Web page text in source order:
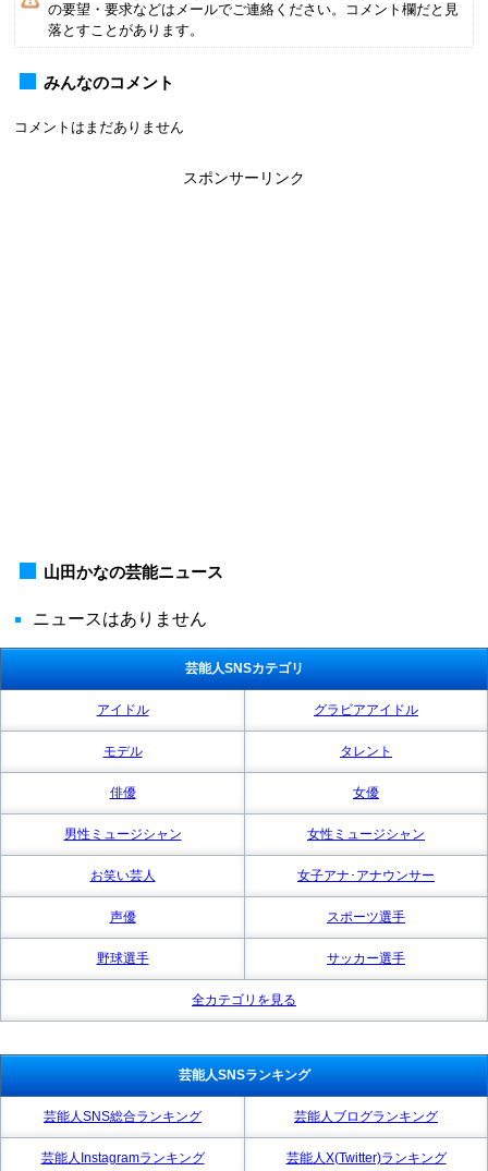
の要望・要求などはメールでご連絡ください。コメント欄だと見
落とすことがあります。
みんなのコメント
コメントはまだありません
スポンサーリンク
山田かなの芸能ニュース
ニュースはありません
芸能人SNSカテゴリ
アイドル グラビアアイドル
モデル タレント
俳優 女優
男性ミュージシャン 女性ミュージシャン
お笑い芸人 女子アナ･アナウンサー
声優 スポーツ選手
野球選手 サッカー選手
全カテゴリを見る
芸能人SNSランキング
芸能人SNS総合ランキング 芸能人ブログランキング
芸能人Instagramランキング 芸能人X(Twitter)ランキング